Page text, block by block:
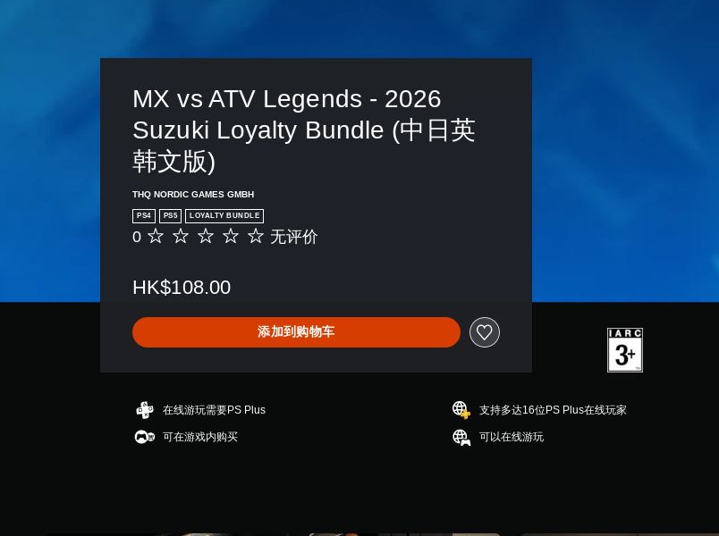
MX vs ATV Legends - 2026
Suzuki Loyalty Bundle (中日英
韩文版)
THQ NORDIC GAMES GMBH
PS4 PS5 LOYALTY BUNDLE
无
0 无评价
HK$108.00
添加到购物车
在线游玩需要PS Plus
可在游戏内购买
支持多达16位PS Plus在线玩家
可以在线游玩